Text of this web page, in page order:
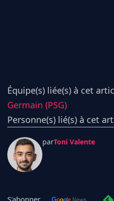
Équipe(s) liée(s) à cet
Germain (PSG)
Personne(s) lié(s) à cet
parToni Valente